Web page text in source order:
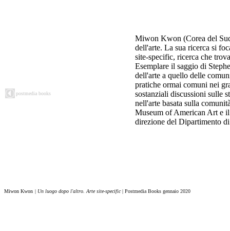
postmedia books
Miwon Kwon (Corea del
dell'arte. La sua ricerca si
site-specific, ricerca che
Esemplare il saggio di
dell'arte a quello delle
pratiche ormai comuni nei
sostanziali discussioni sulle
nell'arte basata sulla
Museum of American Art e
direzione del Dipartimento
Miwon Kwon | Un luogo dopo l'altro. Arte site-specific| Postmedia Books gennaio 2020